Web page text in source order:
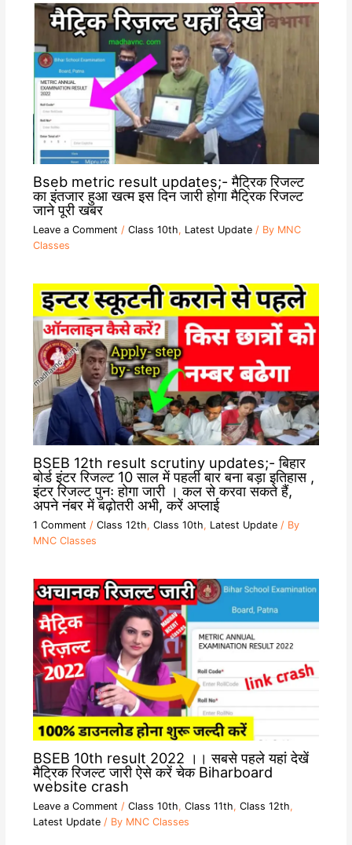
Bseb metric result updates;- मैट्रिक रिजल्ट
का इंतजार हुआ खत्म इस दिन जारी होगा मैट्रिक रिजल्ट
जाने पूरी खबर
Leave a Comment / Class 10th, Latest Update/ By MNC
Classes
BSEB 12th result scrutiny updates;- बिहार
बोर्ड इंटर रिजल्ट 10 साल में पहली बार बना बड़ा इतिहास ,
इंटर रिजल्ट पुनः होगा जारी । कल से करवा सकते हैं,
अपने नंबर में बढ़ोतरी अभी, करें अप्लाई
1 Comment / Class 12th, Class 10th, Latest Update/ By
MNC Classes
BSEB 10th result 2022 ।। सबसे पहले यहां देखें
मैट्रिक रिजल्ट जारी ऐसे करें चेक Biharboard
website crash
Leave a Comment / Class 10th, Class 11th, Class 12th,
Latest Update/ By MNC Classes